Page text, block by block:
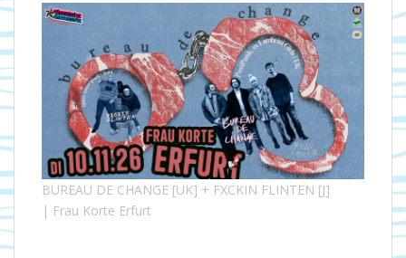
BUREAU DE CHANGE [UK] + FXCKIN FLINTEN [J]
| Frau Korte Erfurt